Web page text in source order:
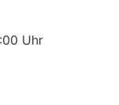
Uhr